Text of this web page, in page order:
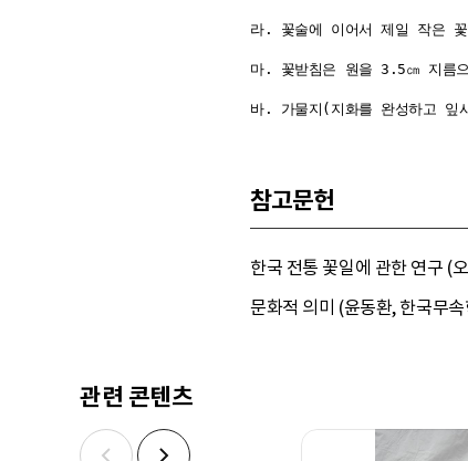
라. 꽃술에 이어서 제일 작은 꽃
마. 꽃받침은 원을 3.5㎝ 지름
참고문헌
한국 전통 꽃일에 관한 연구 (
문화적 의미 (윤동환, 한국무
관련 콘텐츠